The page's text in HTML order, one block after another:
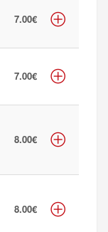
7.00€
7.00€
8.00€
8.00€